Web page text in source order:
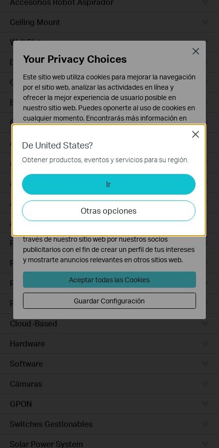
Ceiling Mount
Wall Plate
Desktop
Outdoor
Bridges
GPON
Access Plus
Aggregation
Access Max
Access
Access Pro
Routers Ethernet
Routers Wi-Fi
Routers 5G/4G
Routers Integrados
Cloud-Based
Hardware
Software
Cámaras
GPON
Switches Gestionables
Solar Power System
De United States?
Obtener productos, eventos y servicios para su región.
Ir
Otras opciones
Close
Your Privacy Choices
Este sitio web utiliza cookies para mejorar la navegación
por el sitio web, analizar las actividades en línea y
ofrecer la mejor experiencia de usuario posible en
nuestro sitio web. Puedes oponerte al uso de cookies en
cualquier momento. Encontrarás más información en
Cookies Básicas
Estas cookies son necesarias para el funcionamiento
del sitio web y no pueden desactivarse en tu sistema.
Cookies de Análisis y de Marketing
Las cookies de análisis nos permiten analizar tus
actividades en nuestro sitio web con el fin de mejorar y
adaptar la funcionalidad del mismo.
través de nuestro sitio web por nuestros socios
publicitarios con el fin de crear un perfil de tus intereses
y mostrarte anuncios relevantes en otros sitios web.
Aceptar todas las Cookies
Guardar Configuración
Close